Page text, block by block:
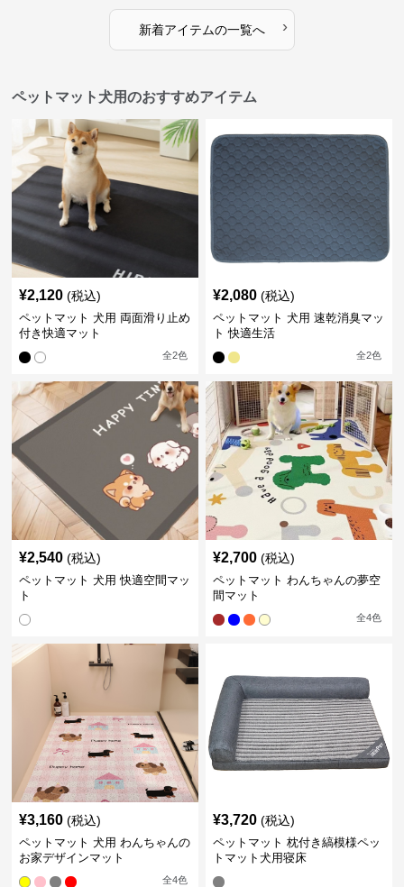
新着アイテムの一覧へ ›
ペットマット犬用のおすすめアイテム
¥2,120 (税込)
ペットマット 犬用 両面滑り止め
付き快適マット
全2色
¥2,080 (税込)
ペットマット 犬用 速乾消臭マッ
ト 快適生活
全2色
¥2,540 (税込)
ペットマット 犬用 快適空間マッ
ト
¥2,700 (税込)
ペットマット わんちゃんの夢空
間マット
全4色
¥3,160 (税込)
ペットマット 犬用 わんちゃんの
お家デザインマット
全4色
¥3,720 (税込)
ペットマット 枕付き縞模様ペッ
トマット犬用寝床